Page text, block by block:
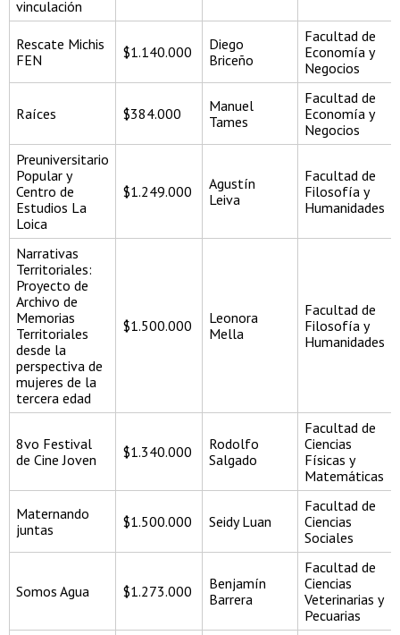
vinculación
Rescate Michis
FEN
$1.140.000
Diego
Briceño
Facultad de
Economía y
Negocios
Raíces $384.000
Manuel
Tames
Facultad de
Economía y
Negocios
Preuniversitario
Popular y
Centro de
Estudios La
Loica
$1.249.000
Agustín
Leiva
Facultad de
Filosofía y
Humanidades
Narrativas
Territoriales:
Proyecto de
Archivo de
Memorias
Territoriales
desde la
perspectiva de
mujeres de la
tercera edad
$1.500.000
Leonora
Mella
Facultad de
Filosofía y
Humanidades
8vo Festival
de Cine Joven
$1.340.000
Rodolfo
Salgado
Facultad de
Ciencias
Físicas y
Matemáticas
Maternando
juntas
$1.500.000 Seidy Luan
Facultad de
Ciencias
Sociales
Somos Agua $1.273.000
Benjamín
Barrera
Facultad de
Ciencias
Veterinarias y
Pecuarias